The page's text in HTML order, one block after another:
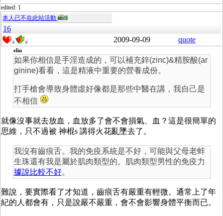
edited: 1
本人已不在此站活動
16
0 0 2009-09-09 quote
eliu
如果你相信是手淫造成的，可以補充鋅(zinc)&精胺酸(ar
ginine)看看，這是精液中重要的營養成份。
打手槍會導致身體虛好像都是那些中醫在講，我自己是
不相信
就像沒事就去放血，血放多了會不會損氣、血？這是很簡單的
思維，只不過被 神棍s 講得火花亂墜去了。
我沒有齒痕舌。我的免疫系統是不好，可能與父母老蚌
生珠還有我是屬於肌肉類型的。肌肉類型男性的免疫力
據說比較不好。
難說，要實際看了才知道，齒痕舌有嚴重有輕微。通常上了年
紀的人都會有，只是說嚴不嚴重，會不會影響身體平衡而已。